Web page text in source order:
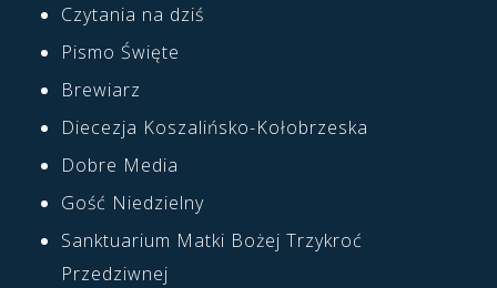
Czytania na dziś
Pismo Święte
Brewiarz
Diecezja Koszalińsko-Kołobrzeska
Dobre Media
Gość Niedzielny
Sanktuarium Matki Bożej Trzykroć
Przedziwnej